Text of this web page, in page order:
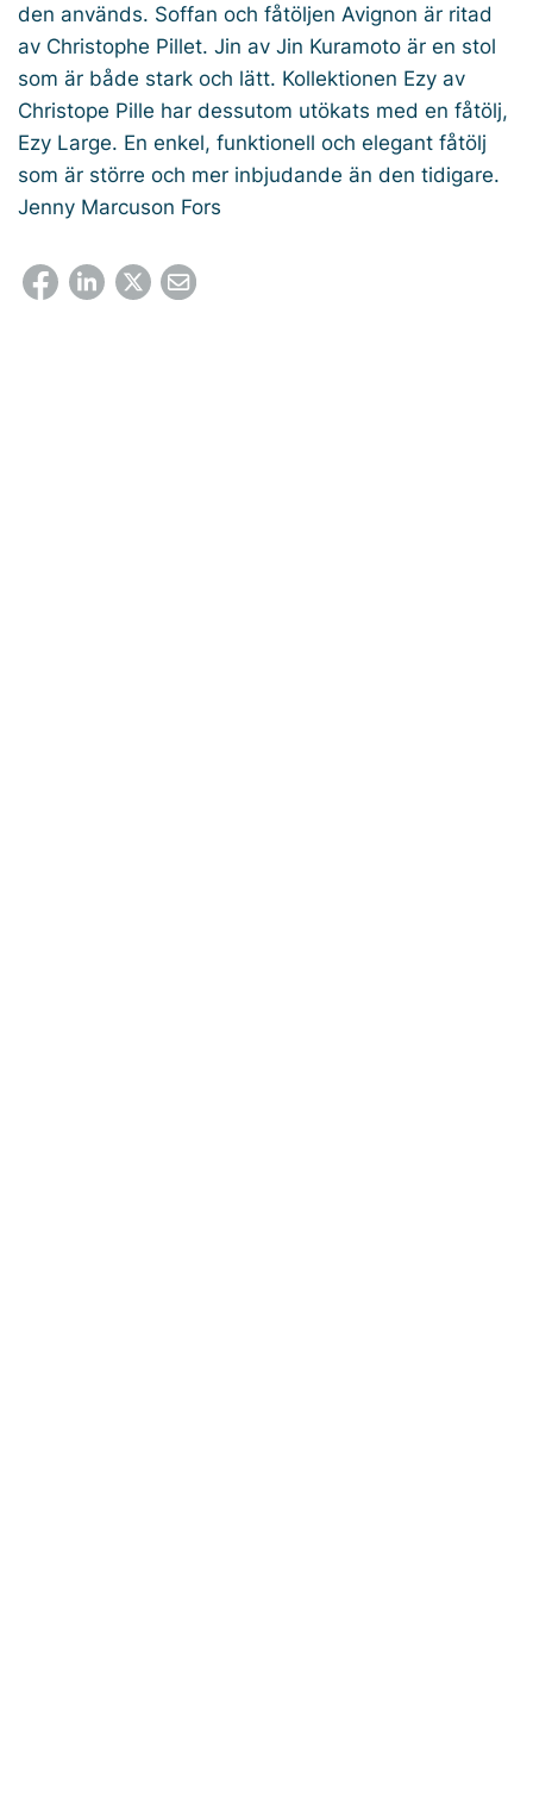
den används. Soffan och fåtöljen Avignon är ritad
av Christophe Pillet. Jin av Jin Kuramoto är en stol
som är både stark och lätt. Kollektionen Ezy av
Christope Pille har dessutom utökats med en fåtölj,
Ezy Large. En enkel, funktionell och elegant fåtölj
som är större och mer inbjudande än den tidigare.
Jenny Marcuson Fors